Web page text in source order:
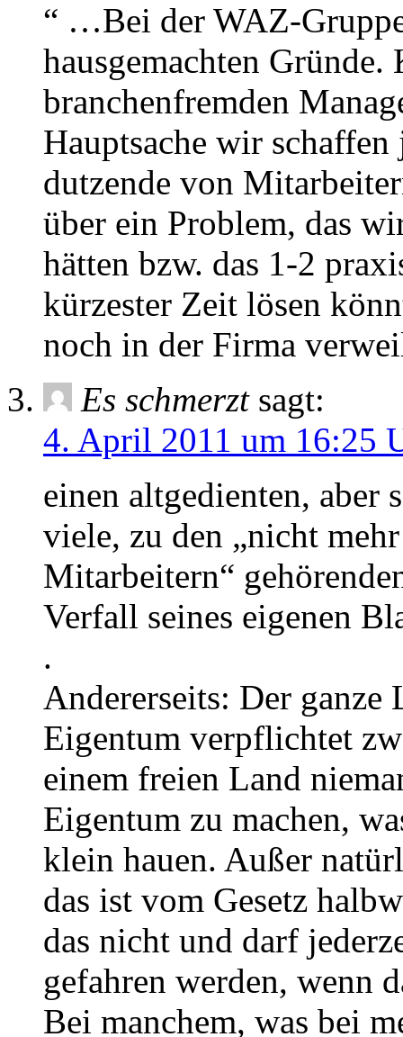
“ …Bei der WAZ-
hausgemachten
branchenfremden
Hauptsache wir
dutzende von
über ein Problem, das
hätten bzw. das 1-2
kürzester Zeit lösen
noch in der Firma
Es schmerzt sagt:
4. April 2011 um 16:25
einen altgedienten, aber
viele, zu den „nicht
Mitarbeitern“
Verfall seines eigenen
.
Andererseits: Der ganze
Eigentum verpflichtet
einem freien Land
Eigentum zu machen,
klein hauen. Außer
das ist vom Gesetz
das nicht und darf
gefahren werden, wenn
Bei manchem, was bei